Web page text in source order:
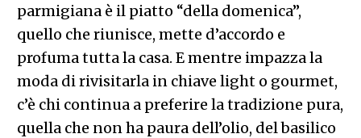
parmigiana è il piatto “della domenica”,
quello che riunisce, mette d’accordo e
profuma tutta la casa. E mentre impazza la
moda di rivisitarla in chiave light o gourmet,
c’è chi continua a preferire la tradizione pura,
quella che non ha paura dell’olio, del basilico